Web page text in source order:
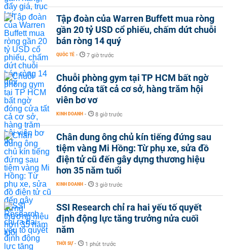
Tập đoàn của Warren Buffett mua ròng
gần 20 tỷ USD cổ phiếu, chấm dứt chuỗi
bán ròng 14 quý
QUỐC TẾ - 7 giờ trước
Chuỗi phòng gym tại TP HCM bất ngờ
đóng cửa tất cả cơ sở, hàng trăm hội
viên bơ vơ
KINH DOANH - 8 giờ trước
Chân dung ông chủ kín tiếng đứng sau
tiệm vàng Mi Hồng: Từ phụ xe, sửa đồ
điện tử cũ đến gây dựng thương hiệu
hơn 35 năm tuổi
KINH DOANH - 3 giờ trước
SSI Research chỉ ra hai yếu tố quyết
định động lực tăng trưởng nửa cuối
năm
THỜI SỰ - 1 phút trước